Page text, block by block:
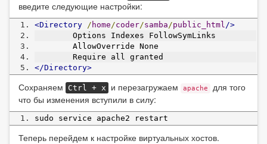
введите следующие настройки:
<Directory / home /coder/samba /public_html />
        Options Indexes FollowSymLinks
        AllowOverride None
        Require all granted
</Directory>
Сохраняем Ctrl + x и перезагружаем apache
для того
что бы изменения вступили в силу:
sudo service apache2 restart
Теперь перейдем к настройке виртуальных хостов.